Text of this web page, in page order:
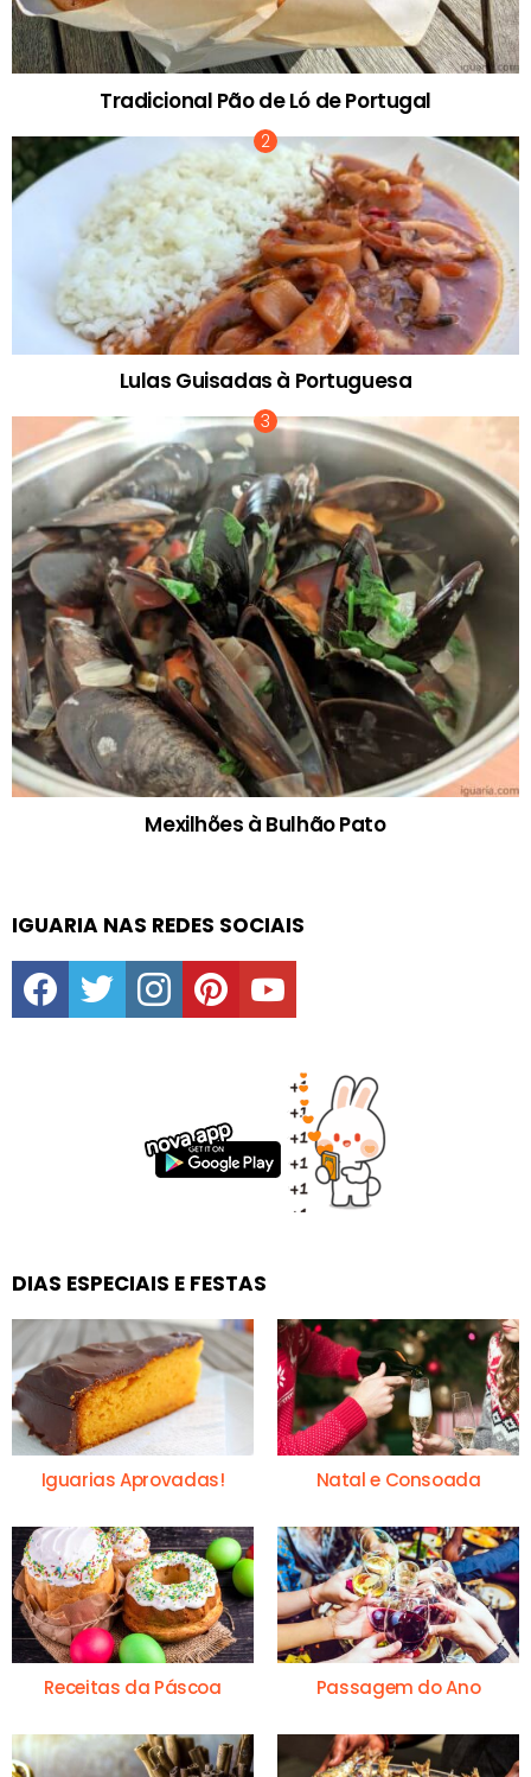
Tradicional Pão de Ló de Portugal
Lulas Guisadas à Portuguesa
Mexilhões à Bulhão Pato
IGUARIA NAS REDES SOCIAIS
facebooktwitter instagrampinterestyoutube
DIAS ESPECIAIS E FESTAS
Iguarias Aprovadas! Natal e Consoada
Receitas da Páscoa Passagem do Ano